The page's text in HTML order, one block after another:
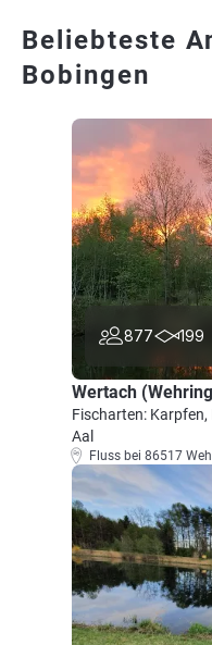
Beliebteste
Bobingen
877 199
Wertach
Fischarten: Karpfen,
Aal
Fluss bei 86517